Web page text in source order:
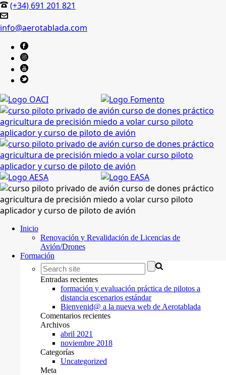
(+34) 691 201 821
info@aerotablada.com
Inicio
Renovación y Revalidación de Licencias de
Avión/Drones
Formación
Entradas recientes
formación y evaluación práctica de pilotos a
distancia escenarios estándar
Bienvenid@ a la nueva web de Aerotablada
Comentarios recientes
Archivos
abril 2021
noviembre 2018
Categorías
Uncategorized
Meta